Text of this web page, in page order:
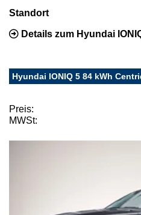
Standort
Details zum Hyundai
Hyundai IONIQ 5 84 kWh
Preis:
MWSt: